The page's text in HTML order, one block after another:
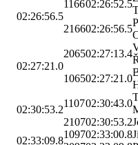
02:26:56.5
116602:26:52.5
216602:26:56.5
02:27:21.0
206502:27:13.4
106502:27:21.0
02:30:53.2
110702:30:43.0
210702:30:53.2
02:33:09.8
109702:33:00.8